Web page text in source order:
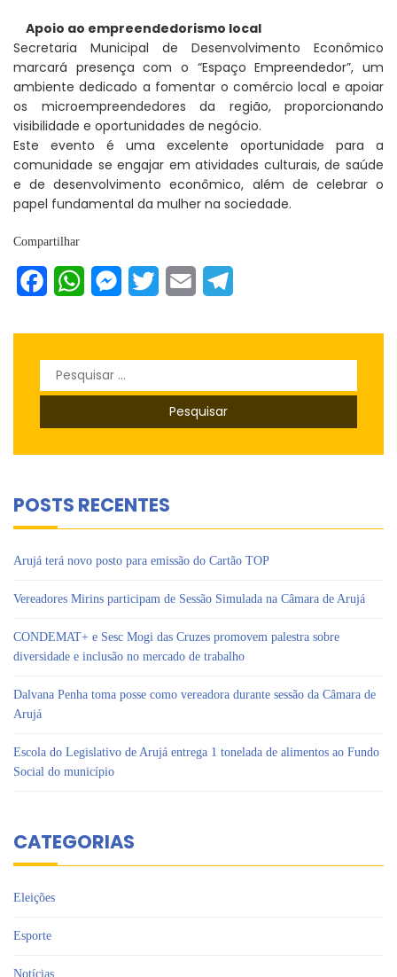
Apoio ao empreendedorismo local
Secretaria Municipal de Desenvolvimento Econômico
marcará presença com o “Espaço Empreendedor”, um
ambiente dedicado a fomentar o comércio local e apoiar
os microempreendedores da região, proporcionando
visibilidade e oportunidades de negócio.
Este evento é uma excelente oportunidade para a
comunidade se engajar em atividades culturais, de saúde
e de desenvolvimento econômico, além de celebrar o
papel fundamental da mulher na sociedade.
Compartilhar
FacebookWhatsAppMessenger
Twitter Email
Pesquisar
POSTS RECENTES
Arujá terá novo posto para emissão do Cartão TOP
Vereadores Mirins participam de Sessão Simulada na Câmara de Arujá
CONDEMAT+ e Sesc Mogi das Cruzes promovem palestra sobre
diversidade e inclusão no mercado de trabalho
Dalvana Penha toma posse como vereadora durante sessão da Câmara de
Arujá
Escola do Legislativo de Arujá entrega 1 tonelada de alimentos ao Fundo
Social do município
CATEGORIAS
Eleições
Esporte
Notícias